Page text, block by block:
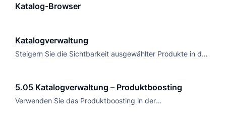
Katalog-Browser
Katalogverwaltung
Steigern Sie die Sichtbarkeit ausgewählter Produkte in der
5.05 Katalogverwaltung – Produktboosting
Verwenden Sie das Produktboosting in der